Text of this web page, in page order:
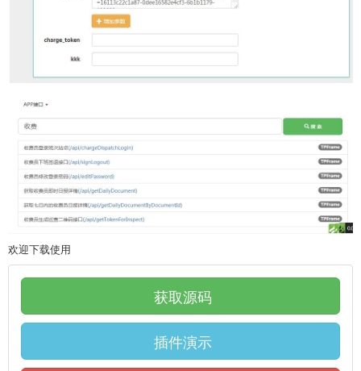
欢迎下载使用
获取源码
插件演示